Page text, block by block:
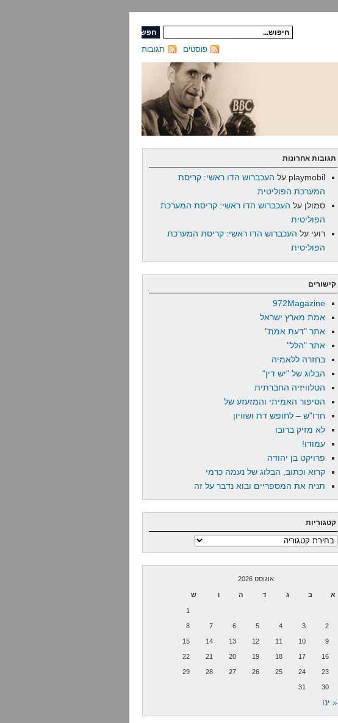
תגובות פוסטים
תגובות אחרונות
playmobil על העכברוש הדו ראשי: קריסת
המערכת הפוליטית
סמולן על העכברוש הדו ראשי: קריסת המערכת
הפוליטית
רועי על העכברוש הדו ראשי: קריסת המערכת
הפוליטית
קישורים
972Magazine
אמת מארץ ישראל
אתר "דעת אמת"
אתר "הלל"
בחזרה ללאמיה
הבלוג של "יש דין"
הטלוויזיה החברתית
הסיפור האמיתי והמזעזע של
חדו"ש – לחופש דת ושוויון
לא מזיק ברובו
עמודו!
פרויקט בן יהודה
קרוא וכתוב, הבלוג של נעמה כרמי
תניח את המספריים ובוא נדבר על זה
קטגוריות
קטגוריות
אוגוסט 2026
א ב ג ד ה ו ש
1
2
3
4
5
6
7
8
9
10
11
12
13
14
15
16
17
18
19
20
21
22
23
24
25
26
27
28
29
30
31
« ינו